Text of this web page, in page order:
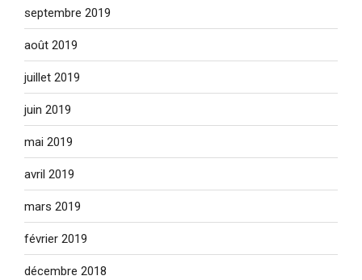
septembre 2019
août 2019
juillet 2019
juin 2019
mai 2019
avril 2019
mars 2019
février 2019
décembre 2018